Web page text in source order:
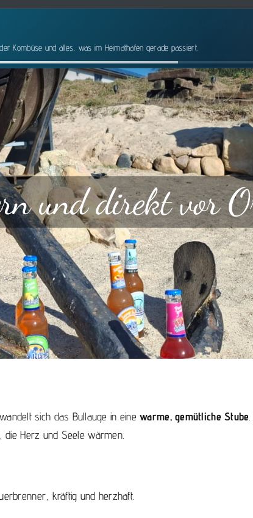
Mittagstisch
Zum MIttagstisch
sich das Bullauge in einewarme, gemütliche Stube
Herz und Seele wärmen.
kräftig und herzhaft.
Kombüse und alles, was im Heimathafen gerade passiert.